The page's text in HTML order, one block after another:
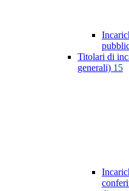
Titolari di
generali) 15